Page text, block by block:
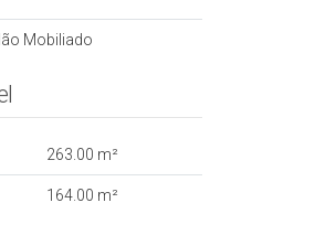
Mobiliado
263 .00 m²
164 .00 m²